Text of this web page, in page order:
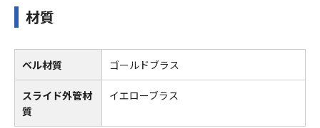
材質
ベル材質 ゴールドブラス
スライド外管材
質
イエローブラス